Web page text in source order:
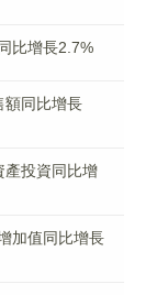
比增長2.7%
同比增長
投資同比增
加值同比增長